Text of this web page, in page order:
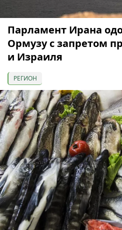
Парламент Ирана
Ормузу с запретом
и Израиля
РЕГИОН